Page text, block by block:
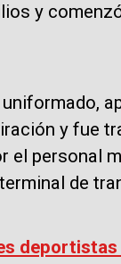
y
y fue
el personal
de